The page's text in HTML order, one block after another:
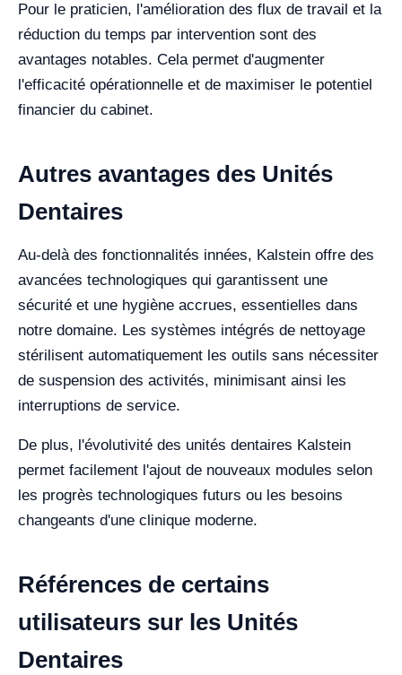
Pour le praticien, l'amélioration des flux de travail et la
réduction du temps par intervention sont des
avantages notables. Cela permet d'augmenter
l'efficacité opérationnelle et de maximiser le potentiel
financier du cabinet.
Autres avantages des Unités
Dentaires
Au-delà des fonctionnalités innées, Kalstein offre des
avancées technologiques qui garantissent une
sécurité et une hygiène accrues, essentielles dans
notre domaine. Les systèmes intégrés de nettoyage
stérilisent automatiquement les outils sans nécessiter
de suspension des activités, minimisant ainsi les
interruptions de service.
De plus, l'évolutivité des unités dentaires Kalstein
permet facilement l'ajout de nouveaux modules selon
les progrès technologiques futurs ou les besoins
changeants d'une clinique moderne.
Références de certains
utilisateurs sur les Unités
Dentaires